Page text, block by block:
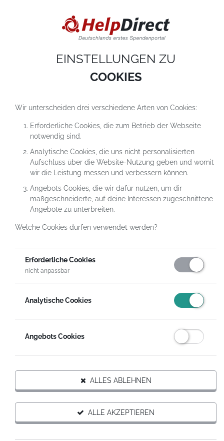
Cookies sind kleine Textdateien, die auf einem Computer heruntergeladen
sobald du unsere Website nutzt. Cookies setzen wir hauptsächlich dazu ein,
du unser Angebot richtig nutzen kannst. Mehr erfährst du in
Gutschein Spende
Ingrid von Morandell
EINSTELLUNGEN ZU
COOKIES
Wir unterscheiden drei verschiedene Arten von Cookies:
Erforderliche Cookies, die zum Betrieb der Webseite
notwendig sind.
Analytische Cookies, die uns nicht personalisierten
Aufschluss über die Website-Nutzung geben und womit
wir die Leistung messen und verbessern können.
Angebots Cookies, die wir dafür nutzen, um dir
maßgeschneiderte, auf deine Interessen zugeschnittene
Angebote zu unterbreiten.
Welche Cookies dürfen verwendet werden?
Erforderliche Cookies
nicht anpassbar
Analytische Cookies
Angebots Cookies
ALLES ABLEHNEN
ALLE AKZEPTIEREN